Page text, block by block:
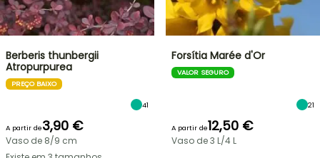
Berberis thunbergii
Atropurpurea
PREÇO BAIXO
41
A partir de3,90 €
Vaso de 8/9 cm
Forsítia Marée d'Or
VALOR SEGURO
21
A partir de12,50 €
Vaso de 3 L/4 L